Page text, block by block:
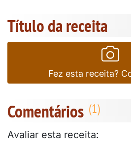
Título da receita
Fez esta receita?
Comentários
Avaliar esta receita: